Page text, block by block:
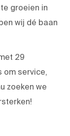
groeien in
wij dé baan
29
om service,
zoeken we